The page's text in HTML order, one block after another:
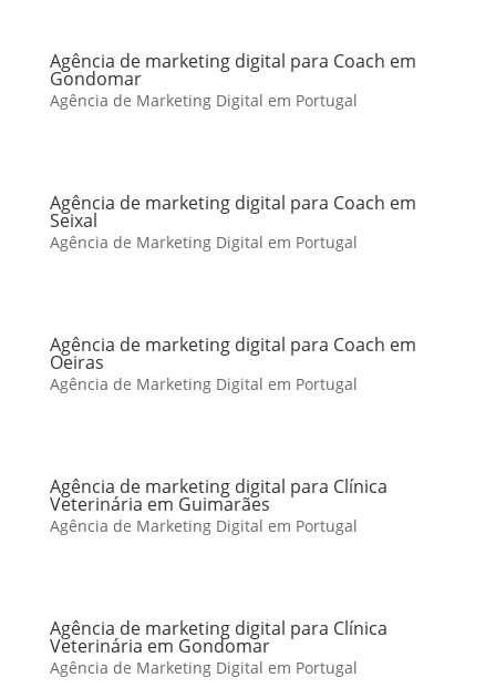
Agência de marketing digital para Coach em
Gondomar
Agência de Marketing Digital em Portugal
Agência de marketing digital para Coach em
Seixal
Agência de Marketing Digital em Portugal
Agência de marketing digital para Coach em
Oeiras
Agência de Marketing Digital em Portugal
Agência de marketing digital para Clínica
Veterinária em Guimarães
Agência de Marketing Digital em Portugal
Agência de marketing digital para Clínica
Veterinária em Gondomar
Agência de Marketing Digital em Portugal